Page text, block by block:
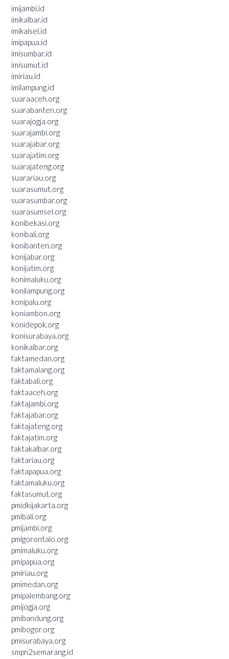
imijambi.id
imikalbar.id
imikalsel.id
imipapua.id
imisumbar.id
imisumut.id
imiriau.id
imilampung.id
suaraaceh.org
suarabanten.org
suarajogja.org
suarajambi.org
suarajabar.org
suarajatim.org
suarajateng.org
suarariau.org
suarasumut.org
suarasumbar.org
suarasumsel.org
konibekasi.org
konibali.org
konibanten.org
konijabar.org
konijatim.org
konimaluku.org
konilampung.org
konipalu.org
koniambon.org
konidepok.org
konisurabaya.org
konikalbar.org
faktamedan.org
faktamalang.org
faktabali.org
faktaaceh.org
faktajambi.org
faktajabar.org
faktajateng.org
faktajatim.org
faktakalbar.org
faktariau.org
faktapapua.org
faktamaluku.org
faktasumut.org
pmidkijakarta.org
pmibali.org
pmijambi.org
pmigorontalo.org
pmimaluku.org
pmipapua.org
pmiriau.org
pmimedan.org
pmipalembang.org
pmijogja.org
pmibandung.org
pmibogor.org
pmisurabaya.org
smpn2semarang.id